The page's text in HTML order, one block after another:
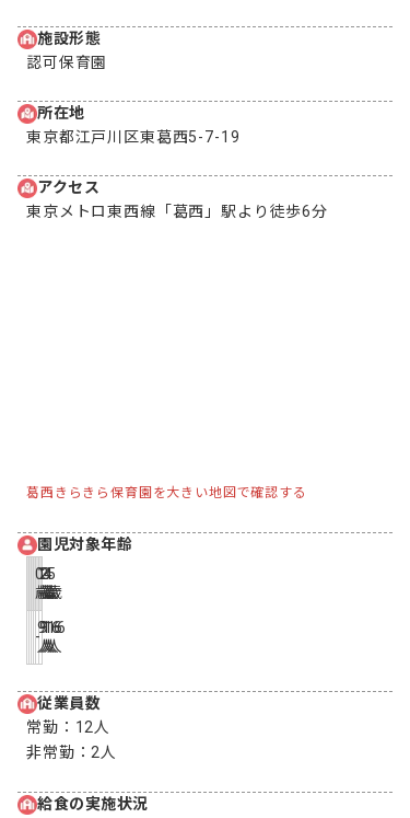
施設形態
認可保育園
所在地
東京都江戸川区東葛西5-7-19
アクセス
東京メトロ東西線「葛西」駅より徒歩6分
葛西きらきら保育園を大きい地図で確認する
園児対象年齢
0
歳
1
歳
2
歳
3
歳
4
歳
5
歳
-9
人
9
人
16
人
16
人
16
人
従業員数
常勤： 12人
非常勤：2人
給食の実施状況